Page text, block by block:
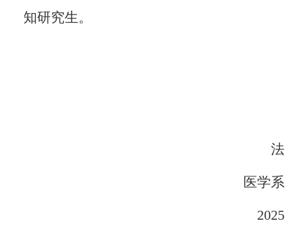
知研究生。
法
医学系
2025